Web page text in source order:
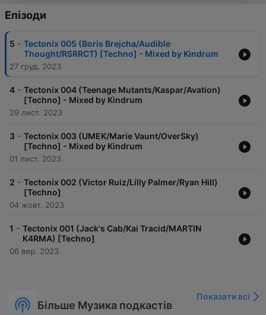
Епізоди
5 - Tectonix 005 (Boris Brejcha/Audible
Thought/RSRRCT) [Techno] - Mixed by Kindrum
27 груд. 2023
4 - Tectonix 004 (Teenage Mutants/Kaspar/Avation)
[Techno] - Mixed by Kindrum
29 лист. 2023
3 - Tectonix 003 (UMEK/Marie Vaunt/OverSky)
[Techno] - Mixed by Kindrum
01 лист. 2023
2 - Tectonix 002 (Victor Ruiz/Lilly Palmer/Ryan Hill)
[Techno]
04 жовт. 2023
1 - Tectonix 001 (Jack's Cab/Kai Tracid/MARTIN
K4RMA) [Techno]
06 вер. 2023
Більше Музика подкастів
Показати всі